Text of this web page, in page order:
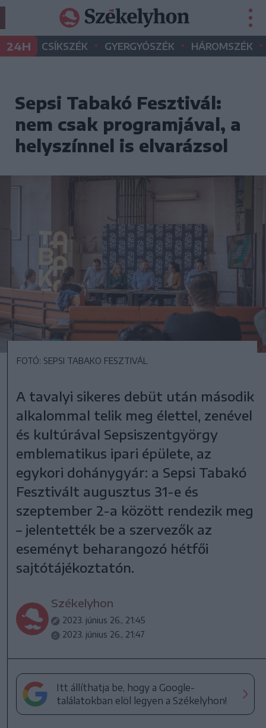
24H CSÍKSZÉK • GYERGYÓSZÉK • HÁROMSZÉK •
Sepsi Tabakó Fesztivál:
nem csak programjával, a
helyszínnel is elvarázsol
FOTÓ: SEPSI TABAKO FESZTIVÁL
A tavalyi sikeres debüt után második
alkalommal telik meg élettel, zenével
és kultúrával Sepsiszentgyörgy
emblematikus ipari épülete, az
egykori dohánygyár: a Sepsi Tabakó
Fesztivált augusztus 31-e és
szeptember 2-a között rendezik meg
– jelentették be a szervezők az
eseményt beharangozó hétfői
sajtótájékoztatón.
Székelyhon
2023. június 26., 21:45
2023. június 26., 21:47
Itt állíthatja be, hogy a Google-
találatokban elöl legyen a Székelyhon!